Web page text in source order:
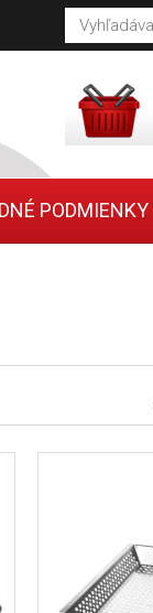
PODMIENKY